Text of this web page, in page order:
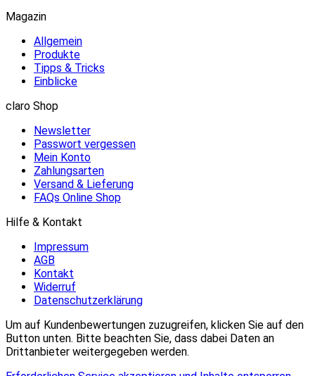
Magazin
Allgemein
Produkte
Tipps & Tricks
Einblicke
claro Shop
Newsletter
Passwort vergessen
Mein Konto
Zahlungsarten
Versand & Lieferung
FAQs Online Shop
Hilfe & Kontakt
Impressum
AGB
Kontakt
Widerruf
Datenschutzerklärung
Um auf Kundenbewertungen zuzugreifen, klicken Sie auf den
Button unten. Bitte beachten Sie, dass dabei Daten an
Drittanbieter weitergegeben werden.